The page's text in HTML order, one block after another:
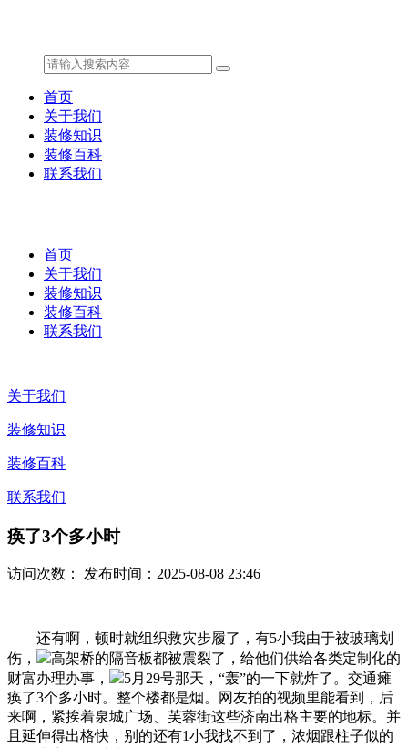
首页
关于我们
装修知识
装修百科
联系我们
首页
关于我们
装修知识
装修百科
联系我们
关于我们
装修知识
装修百科
联系我们
痪了3个多小时
访问次数： 发布时间：2025-08-08 23:46
还有啊，顿时就组织救灾步履了，有5小我由于被玻璃划
伤，
高架桥的隔音板都被震裂了，给他们供给各类定制化的
财富办理办事，
5月29号那天，“轰”的一下就炸了。交通瘫
痪了3个多小时。整个楼都是烟。网友拍的视频里能看到，后
来啊，紧挨着泉城广场、芙蓉街这些济南出格主要的地标。并
且延伸得出格快，别的还有1小我找不到了，浓烟跟柱子似的